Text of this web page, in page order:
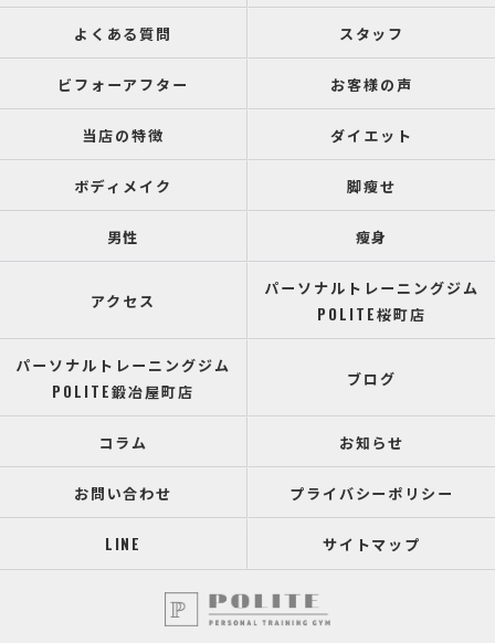
よくある質問 スタッフ
ビフォーアフター お客様の声
当店の特徴 ダイエット
ボディメイク 脚瘦せ
男性 瘦身
アクセス
パーソナルトレーニングジム
POLITE桜町店
パーソナルトレーニングジム
POLITE鍛冶屋町店
ブログ
コラム お知らせ
お問い合わせ プライバシーポリシー
LINE サイトマップ